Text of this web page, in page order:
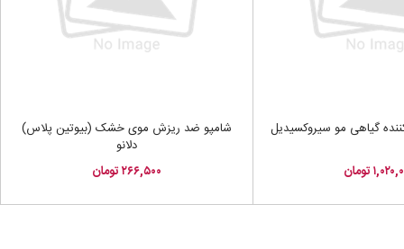
گیاهی مو سیروکسیدیل
تومان
شامپو ضد ریزش موی خشک (بیوتین پلاس)
دلانو
۲۶۶,۵۰۰ تومان